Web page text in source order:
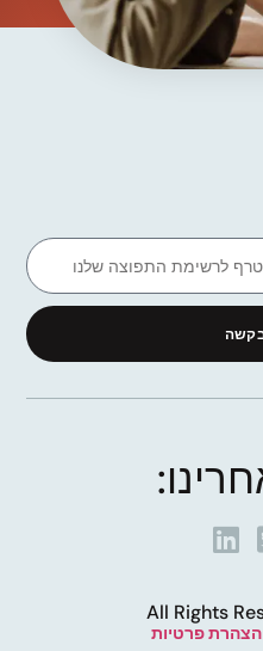
הצהרת פרטיות